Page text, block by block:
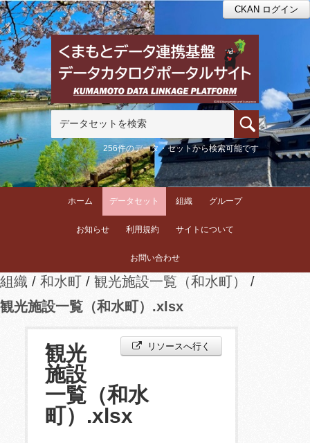
CKAN ログイン
256件のデータ・セットから検索可能です
ホーム データセット 組織 グループ
お知らせ 利用規約 サイトについて
お問い合わせ
組織 和水町
観光施設一覧（和水町）
観光施設一覧（和水町）.xlsx
リソースへ行く
観光
施設
一覧（和水
町）.xlsx